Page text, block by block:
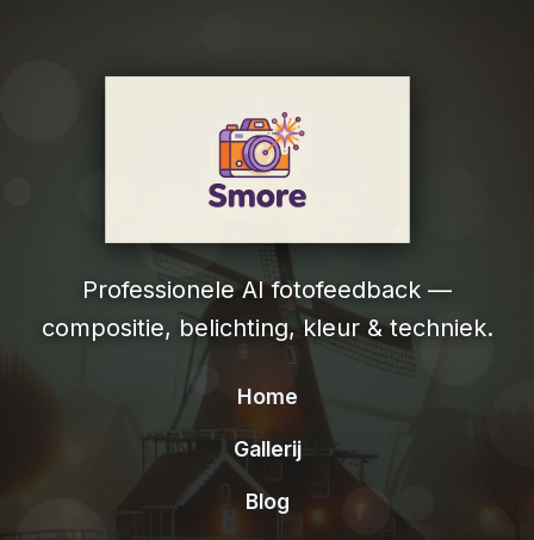
Professionele AI fotofeedback —
compositie, belichting, kleur & techniek.
Home
Gallerij
Blog